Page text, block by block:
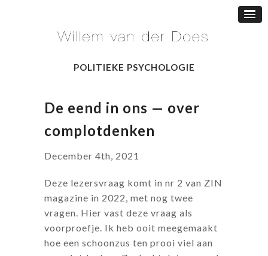
POLITIEKE PSYCHOLOGIE
De eend in ons — over
complotdenken
December 4th, 2021
Deze lezersvraag komt in nr 2 van ZIN
magazine in 2022, met nog twee
vragen. Hier vast deze vraag als
voorproefje. Ik heb ooit meegemaakt
hoe een schoonzus ten prooi viel aan